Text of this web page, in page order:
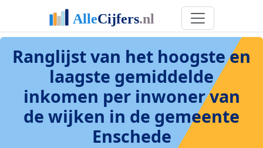
Ranglijst van het hoogste en
laagste gemiddelde
inkomen per inwoner van
de wijken in de gemeente
Enschede